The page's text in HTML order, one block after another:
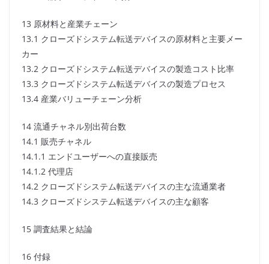
13 原材料と産業チェーン
13.1 クローズドシステム転送デバイスの原材料と主要メー
カー
13.2 クローズドシステム転送デバイスの製造コスト比率
13.3 クローズドシステム転送デバイスの製造プロセス
13.4 産業バリューチェーン分析
14 流通チャネル別出荷台数
14.1 販売チャネル
14.1.1 エンドユーザーへの直接販売
14.1.2 代理店
14.2 クローズドシステム転送デバイスの主な流通業者
14.3 クローズドシステム転送デバイスの主な顧客
15 調査結果と結論
16 付録